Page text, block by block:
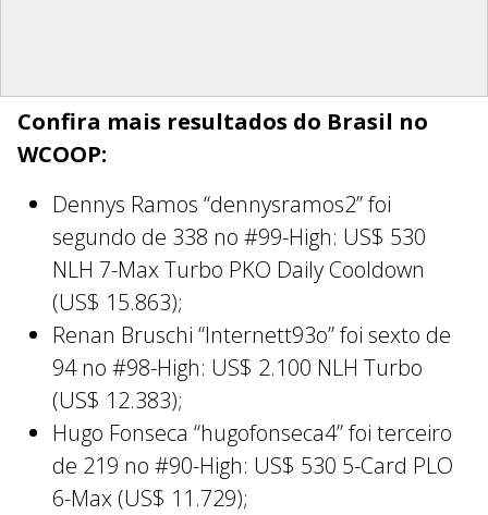
Confira mais resultados do Brasil no
WCOOP:
Dennys Ramos “dennysramos2” foi
segundo de 338 no #99-High: US$ 530
NLH 7-Max Turbo PKO Daily Cooldown
(US$ 15.863);
Renan Bruschi “Internett93o” foi sexto de
94 no #98-High: US$ 2.100 NLH Turbo
(US$ 12.383);
Hugo Fonseca “hugofonseca4” foi terceiro
de 219 no #90-High: US$ 530 5-Card PLO
6-Max (US$ 11.729);